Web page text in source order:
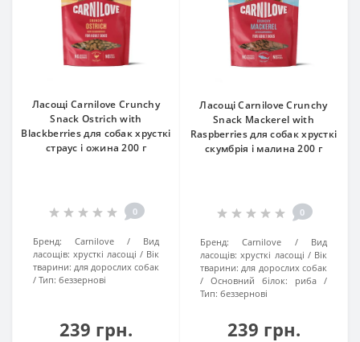
Ласощі Carnilove Crunchy
Snack Ostrich with
Blackberries для собак хрусткі
страус і ожина 200 г
0
Бренд: Carnilove
Вид
ласощів: хрусткі ласощі
Вік
тварини: для дорослих собак
Тип: беззернові
239 грн.
Ласощі Carnilove Crunchy
Snack Mackerel with
Raspberries для собак хрусткі
скумбрія і малина 200 г
0
Бренд: Carnilove
Вид
ласощів: хрусткі ласощі
Вік
тварини: для дорослих собак
Основний білок:
риба
Тип: беззернові
239 грн.